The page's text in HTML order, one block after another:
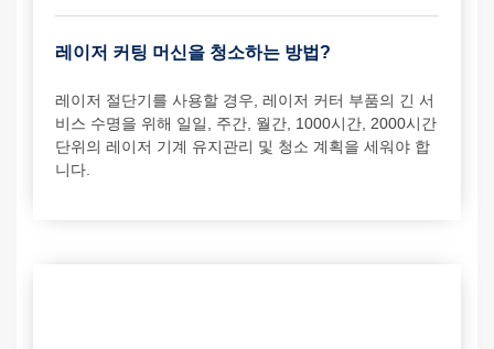
레이저 커팅 머신을 청소하는 방법?
레이저 절단기를 사용할 경우, 레이저 커터 부품의 긴 서
비스 수명을 위해 일일, 주간, 월간, 1000시간, 2000시간
단위의 레이저 기계 유지관리 및 청소 계획을 세워야 합
니다.